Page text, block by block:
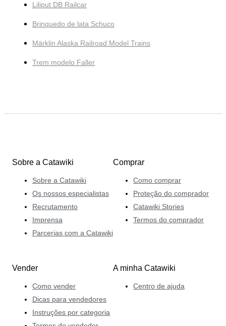
Liliput DB Railcar
Brinquedo de lata Schuco
Märklin Alaska Railroad Model Trains
Trem modelo Faller
Sobre a Catawiki
Sobre a Catawiki
Os nossos especialistas
Recrutamento
Imprensa
Parcerias com a Catawiki
Comprar
Como comprar
Proteção do comprador
Catawiki Stories
Termos do comprador
Vender
Como vender
Dicas para vendedores
Instruções por categoria
A minha Catawiki
Centro de ajuda